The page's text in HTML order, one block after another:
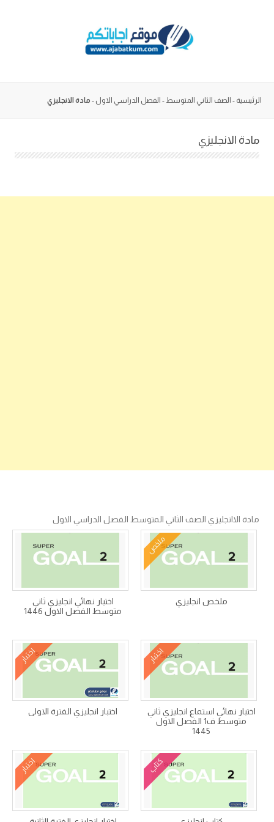
الرئيسية - الصف الثاني المتوسط - الفصل الدراسي الاول - مادة الانجليزي
مادة الانجليزي
مادة الاانجليزي الصف الثاني المتوسط الفصل الدراسي الاول
ملخص
ملخص انجليزي
اختبار نهائي انجليزي ثاني
متوسط الفصل الاول 1446
اختبار
اختبار نهائي استماع انجليزي ثاني
متوسط ف1 الفصل الاول
1445
اختبار
اختبار انجليزي الفترة الاولى
كتاب اختبار